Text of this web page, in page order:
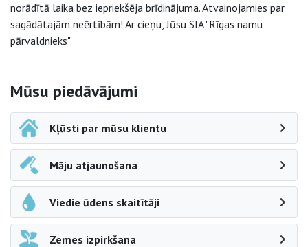
norādītā laika bez iepriekšēja brīdinājuma. Atvainojamies par
sagādātajām neērtībām! Ar cieņu, Jūsu SIA "Rīgas namu
pārvaldnieks"
Sāna navigācija
Mūsu piedāvājumi
Kļūsti par mūsu klientu
Māju atjaunošana
Viedie ūdens skaitītāji
Zemes izpirkšana